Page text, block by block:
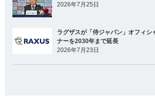
2026年7月25日
ラグザスが「侍ジャパン」オフィシ
ナーを2030年まで延長
2026年7月23日